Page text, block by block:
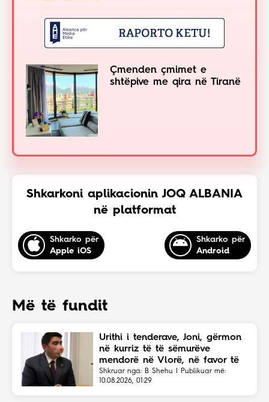
Çmenden çmimet e
shtëpive me qira në Tiranë
Shkarkoni aplikacionin JOQ ALBANIA
në platformat
Shkarko për
Apple iOS
Shkarko për
Android
Më të fundit
Urithi i tenderave, Joni, gërmon
në kurriz të të sëmurëve
mendorë në Vlorë, në favor të
Eriola Likajt të “Clean Fast”.
Shkruar nga: B Shehu | Publikuar më:
10.08.2026, 01:29